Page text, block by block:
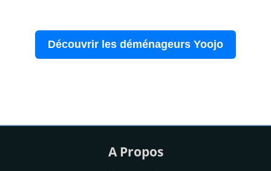
Découvrir les déménageurs Yoojo
A Propos